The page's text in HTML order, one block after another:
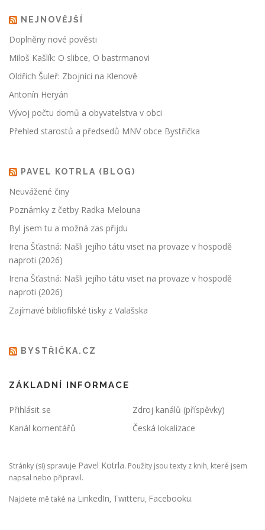
NEJNOVĚJŠÍ
Doplněny nové pověsti
Miloš Kašlík: O slibce, O bastrmanovi
Oldřich Šuleř: Zbojníci na Klenově
Antonín Heryán
Vývoj počtu domů a obyvatelstva v obci
Přehled starostů a předsedů MNV obce Bystřička
PAVEL KOTRLA (BLOG)
Neuvážené činy
Poznámky z četby Radka Melouna
Byl jsem tu a možná zas přijdu
Irena Šťastná: Našli jejího tátu viset na provaze v hospodě
naproti (2026)
Irena Šťastná: Našli jejího tátu viset na provaze v hospodě
naproti (2026)
Zajímavé bibliofilské tisky z Valašska
BYSTŘIČKA.CZ
ZÁKLADNÍ INFORMACE
Přihlásit se
Zdroj kanálů (příspěvky)
Kanál komentářů
Česká lokalizace
Stránky (si) spravuje Pavel Kotrla. Použity jsou texty z knih, které jsem
napsal nebo připravil.
Najdete mě také na LinkedIn, Twitteru, Facebooku.